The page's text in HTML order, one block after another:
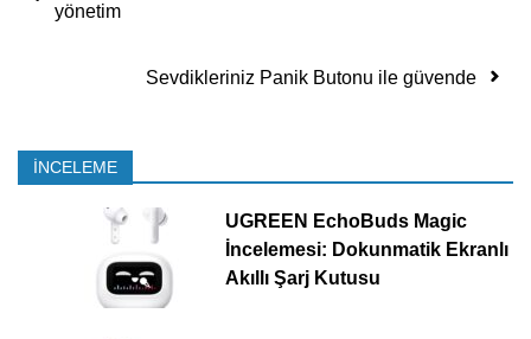
yönetim
Sevdikleriniz Panik Butonu ile güvende
İNCELEME
UGREEN EchoBuds Magic
İncelemesi: Dokunmatik Ekranlı
Akıllı Şarj Kutusu